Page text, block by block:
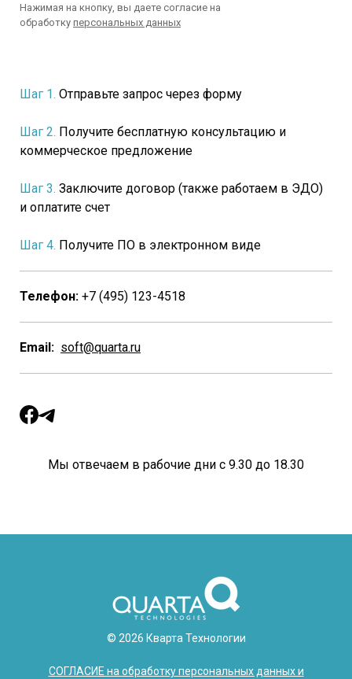
Шаг 1. Отправьте запрос через форму
Шаг 2. Получите бесплатную консультацию и
коммерческое предложение
Шаг 3. Заключите договор (также работаем в ЭДО)
и оплатите счет
Шаг 4. Получите ПО в электронном виде
Телефон: +7 (495) 123-4518
Email: soft@quarta.ru
Мы отвечаем в рабочие дни с 9.30 до 18.30
Нажимая на кнопку, вы даете согласие на
обработку персональных данных
© 2026 Кварта Технологии
СОГЛАСИЕ на обработку персональных данных и